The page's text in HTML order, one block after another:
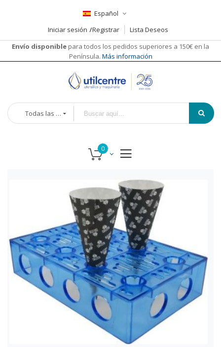
Español
Iniciar sesión
Registrar
Lista Deseos
Envío disponible para todos los pedidos superiores a 150€ en la
Península. Más información
Todas las categorías
imágenes